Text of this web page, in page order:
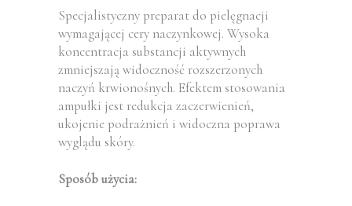
Specjalistyczny preparat do pielęgnacji
wymagającej cery naczynkowej. Wysoka
koncentracja substancji aktywnych
zmniejszają widoczność rozszerzonych
naczyń krwionośnych. Efektem stosowania
ampułki jest redukcja zaczerwienień,
ukojenie podrażnień i widoczna poprawa
wyglądu skóry.
Sposób użycia: